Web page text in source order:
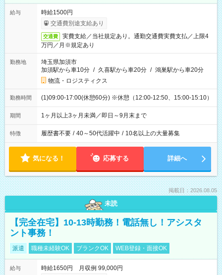
給与
時給1500円
交通費別途支給あり
交通費
実費支給／当社規定あり。通勤交通費実費支払／上限4
万円／月※規定あり
勤務地
埼玉県加須市
加須駅から車10分 / 久喜駅から車20分 / 鴻巣駅から車20分
物流・ロジスティクス
勤務時間 (1)09:00-17:00(休憩60分) ※休憩（12:00-12:50、15:00-15:10）
期間 1ヶ月以上3ヶ月未満／即日～9月末まで
特徴 履歴書不要 / 40～50代活躍中 / 10名以上の大量募集
気になる！ 応募する 詳細へ
掲載日：2026.08.05
未読
【完全在宅】10-13時勤務！電話無し！アシスタ
ント事務！
派遣 職種未経験OK ブランクOK WEB登録・面接OK
給与
時給1650円 月収例 99,000円